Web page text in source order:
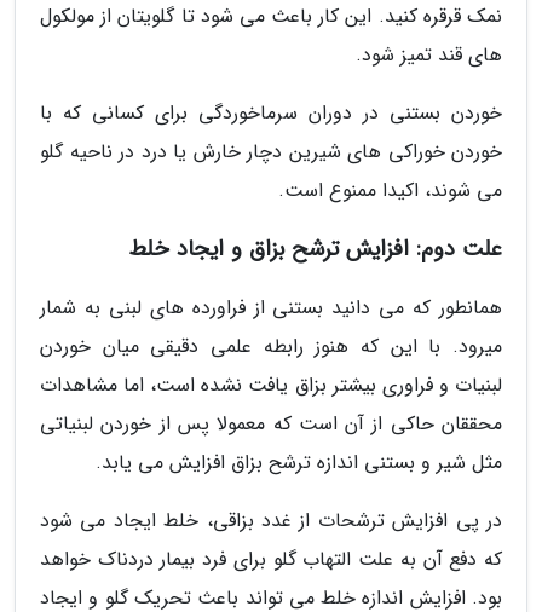
نمک قرقره کنید. این کار باعث می شود تا گلویتان از مولکول
های قند تمیز شود.
خوردن بستنی در دوران سرماخوردگی برای کسانی که با
خوردن خوراکی های شیرین دچار خارش یا درد در ناحیه گلو
می شوند، اکیدا ممنوع است.
علت دوم: افزایش ترشح بزاق و ایجاد خلط
همانطور که می دانید بستنی از فراورده های لبنی به شمار
میرود. با این که هنوز رابطه علمی دقیقی میان خوردن
لبنیات و فراوری بیشتر بزاق یافت نشده است، اما مشاهدات
محققان حاکی از آن است که معمولا پس از خوردن لبنیاتی
مثل شیر و بستنی اندازه ترشح بزاق افزایش می یابد.
در پی افزایش ترشحات از غدد بزاقی، خلط ایجاد می شود
که دفع آن به علت التهاب گلو برای فرد بیمار دردناک خواهد
بود. افزایش اندازه خلط می تواند باعث تحریک گلو و ایجاد